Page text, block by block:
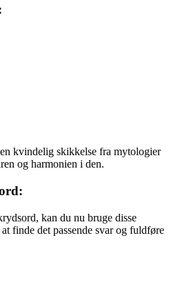
kvindelig skikkelse fra mytologier
og harmonien i den.
kan du nu bruge disse
finde det passende svar og fuldføre